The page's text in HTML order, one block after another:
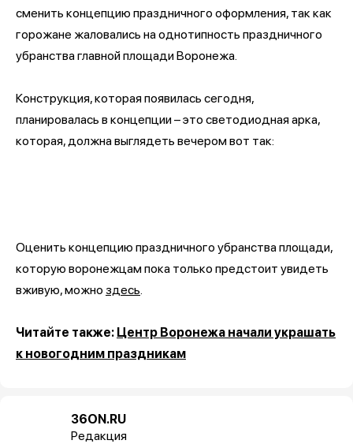
сменить концепцию праздничного оформления, так как
горожане жаловались на однотипность праздничного
убранства главной площади Воронежа.
Конструкция, которая появилась сегодня,
планировалась в концепции – это светодиодная арка,
которая, должна выглядеть вечером вот так:
Оценить концепцию праздничного убранства площади,
которую воронежцам пока только предстоит увидеть
вживую, можно здесь
Читайте также: Центр Воронежа начали украшать
к новогодним праздникам
36ON.RU
Редакция